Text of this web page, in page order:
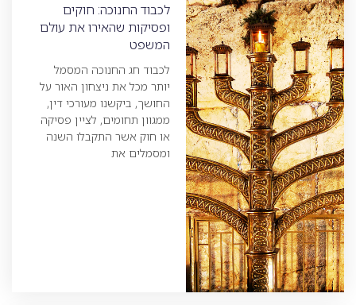
לכבוד החנוכה: חוקים
ופסיקות שהאירו את עולם
המשפט
לכבוד חג החנוכה המסמל
יותר מכל את ניצחון האור על
החושך, ביקשנו מעורכי דין,
ממגוון תחומים, לציין פסיקה
או חוק אשר התקבלו השנה
ומסמלים את